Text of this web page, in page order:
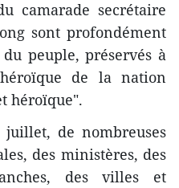
camarade secrétaire
sont profondément
peuple, préservés à
de la nation
héroïque".
de nombreuses
des ministères, des
des villes et